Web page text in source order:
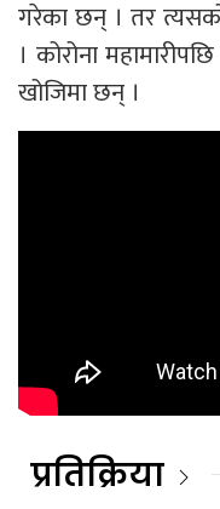
गरेका छन् । तर
। कोरोना
खोजिमा छन् ।
प्रतिक्रिया